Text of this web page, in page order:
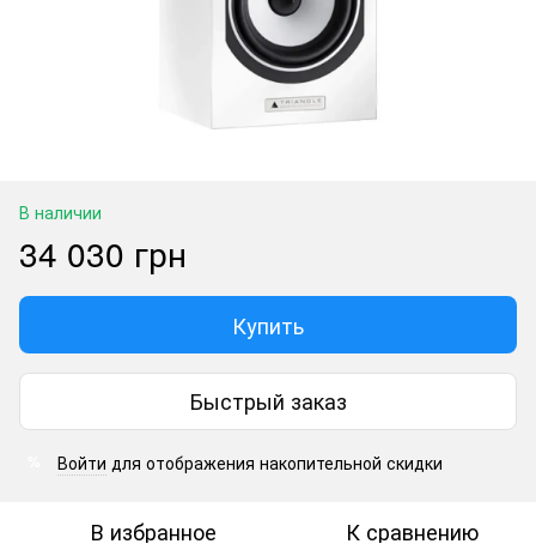
В наличии
34 030 грн
Купить
Быстрый заказ
Войти для отображения накопительной скидки
В избранное К сравнению